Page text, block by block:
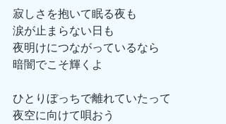
寂しさを抱いて眠る夜も
涙が止まらない日も
夜明けにつながっているなら
暗闇でこそ輝くよ
ひとりぼっちで離れていたって
夜空に向けて唄おう